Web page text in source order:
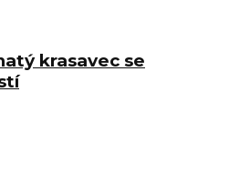
krasavec se